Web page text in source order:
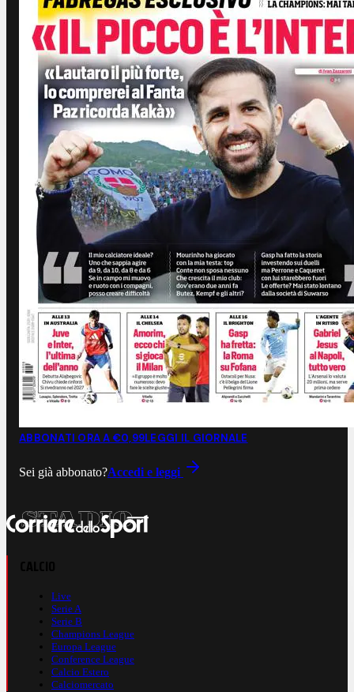
ABBONATI ORA A €0,99LEGGI IL GIORNALE
Sei già abbonato?Accedi e leggi
Live
Serie A
Serie B
Champions League
Europa League
Conference League
Calcio Estero
Calciomercato